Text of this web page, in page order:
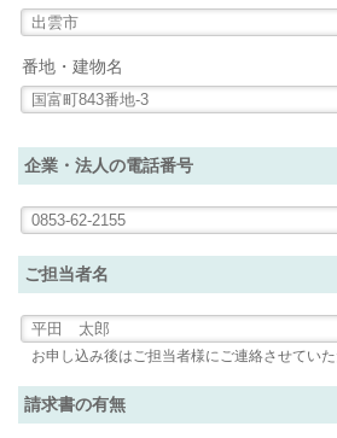
番地・建物名
企業・法人の電話番号
ご担当者名
お申し込み後はご担当者様にご連絡させていた
請求書の有無